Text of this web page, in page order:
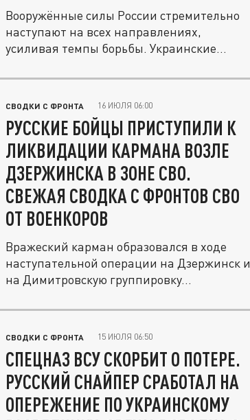
Вооружённые силы России стремительно
наступают на всех направлениях,
усиливая темпы борьбы. Украинские
СВОДКИ С ФРОНТА 16 ИЮЛЯ 06:00
РУССКИЕ БОЙЦЫ ПРИСТУПИЛИ К
ЛИКВИДАЦИИ КАРМАНА ВОЗЛЕ
ДЗЕРЖИНСКА В ЗОНЕ СВО.
СВЕЖАЯ СВОДКА С ФРОНТОВ СВО
ОТ ВОЕНКОРОВ
Вражеский карман образовался в ходе
наступательной операции на Дзержинск и
на Димитровскую группировку...
СВОДКИ С ФРОНТА 15 ИЮЛЯ 06:50
СПЕЦНАЗ ВСУ СКОРБИТ О ПОТЕРЕ.
РУССКИЙ СНАЙПЕР СРАБОТАЛ НА
ОПЕРЕЖЕНИЕ ПО УКРАИНСКОМУ